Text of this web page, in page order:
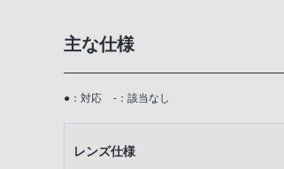
主な仕様
●：対応 -：該当なし
レンズ仕様